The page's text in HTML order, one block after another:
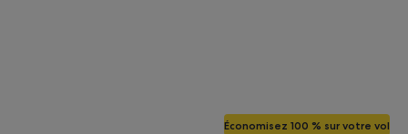
Économisez 100 % sur votre vol